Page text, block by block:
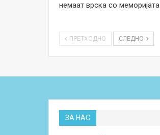
немаат врска со меморијата
ПРЕТХОДНО СЛЕДНО
ЗА НАС